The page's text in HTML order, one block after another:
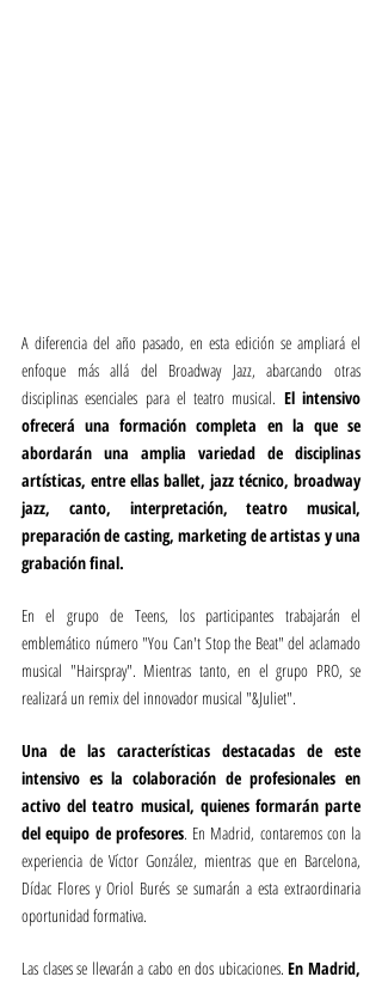
A diferencia del año pasado, en esta edición se ampliará el
enfoque más allá del Broadway Jazz, abarcando otras
disciplinas esenciales para el teatro musical. El intensivo
ofrecerá una formación completa en la que se
abordarán una amplia variedad de disciplinas
artísticas, entre ellas ballet, jazz técnico, broadway
jazz, canto, interpretación, teatro musical,
preparación de casting, marketing de artistas y una
grabación final.
En el grupo de Teens, los participantes trabajarán el
emblemático número "You Can't Stop the Beat" del aclamado
musical "Hairspray". Mientras tanto, en el grupo PRO, se
realizará un remix del innovador musical "&Juliet".
Una de las características destacadas de este
intensivo es la colaboración de profesionales en
activo del teatro musical, quienes formarán parte
del equipo de profesores. En Madrid, contaremos con la
experiencia de Víctor González, mientras que en Barcelona,
Dídac Flores y Oriol Burés se sumarán a esta extraordinaria
oportunidad formativa.
Las clases se llevarán a cabo en dos ubicaciones. En Madrid,